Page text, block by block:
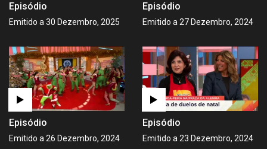
Episódio
Emitido a 30 Dezembro, 2025
Episódio
Emitido a 27 Dezembro, 2024
Episódio
Emitido a 26 Dezembro, 2024
Episódio
Emitido a 23 Dezembro, 2024